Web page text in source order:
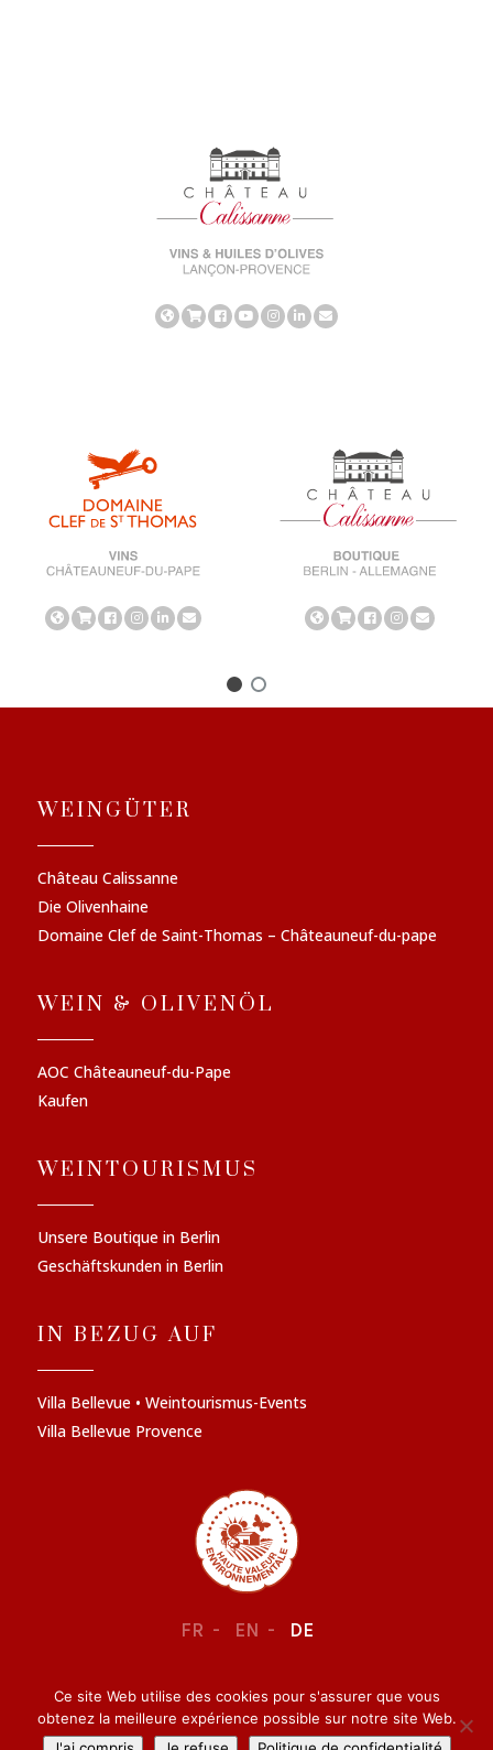
WEINGÜTER
Château Calissanne
Die Olivenhaine
Domaine Clef de Saint-Thomas – Châteauneuf-du-pape
WEIN & OLIVENÖL
AOC Châteauneuf-du-Pape
Kaufen
WEINTOURISMUS
Unsere Boutique in Berlin
Geschäftskunden in Berlin
IN BEZUG AUF
Villa Bellevue • Weintourismus-Events
Villa Bellevue Provence
FR EN DE
RECHTLICHE INFORMATIONEN–VERTRAULICHKEIT
Ce site Web utilise des cookies pour s'assurer que vous
obtenez la meilleure expérience possible sur notre site Web.